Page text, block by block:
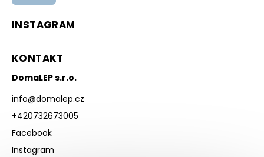
INSTAGRAM
KONTAKT
DomaLEP s.r.o.
info@domalep.cz
+420732673005
Facebook
Instagram